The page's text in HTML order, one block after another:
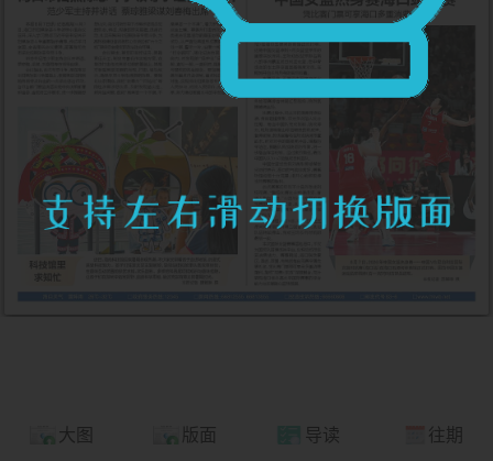
大图 版面 导读 往期